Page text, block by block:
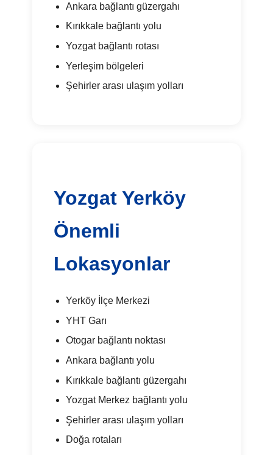
Ankara bağlantı güzergahı
Kırıkkale bağlantı yolu
Yozgat bağlantı rotası
Yerleşim bölgeleri
Şehirler arası ulaşım yolları
Yozgat Yerköy
Önemli
Lokasyonlar
Yerköy İlçe Merkezi
YHT Garı
Otogar bağlantı noktası
Ankara bağlantı yolu
Kırıkkale bağlantı güzergahı
Yozgat Merkez bağlantı yolu
Şehirler arası ulaşım yolları
Doğa rotaları